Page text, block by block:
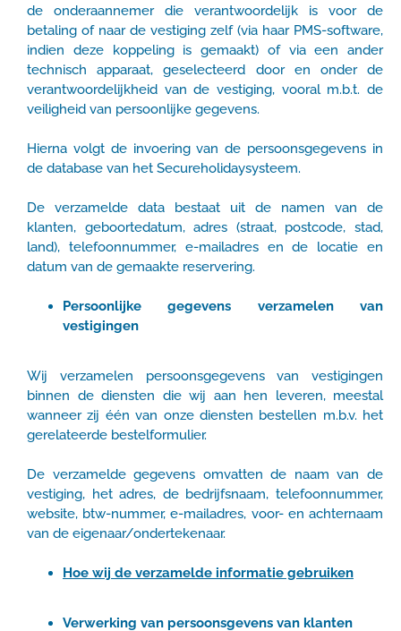
de onderaannemer die verantwoordelijk is voor de
betaling of naar de vestiging zelf (via haar PMS-software,
indien deze koppeling is gemaakt) of via een ander
technisch apparaat, geselecteerd door en onder de
verantwoordelijkheid van de vestiging, vooral m.b.t. de
veiligheid van persoonlijke gegevens.
Hierna volgt de invoering van de persoonsgegevens in
de database van het Secureholidaysysteem.
De verzamelde data bestaat uit de namen van de
klanten, geboortedatum, adres (straat, postcode, stad,
land), telefoonnummer, e-mailadres en de locatie en
datum van de gemaakte reservering.
Persoonlijke gegevens verzamelen van
vestigingen
Wij verzamelen persoonsgegevens van vestigingen
binnen de diensten die wij aan hen leveren, meestal
wanneer zij één van onze diensten bestellen m.b.v. het
gerelateerde bestelformulier.
De verzamelde gegevens omvatten de naam van de
vestiging, het adres, de bedrijfsnaam, telefoonnummer,
website, btw-nummer, e-mailadres, voor- en achternaam
van de eigenaar/ondertekenaar.
Hoe wij de verzamelde informatie gebruiken
Verwerking van persoonsgevens van klanten